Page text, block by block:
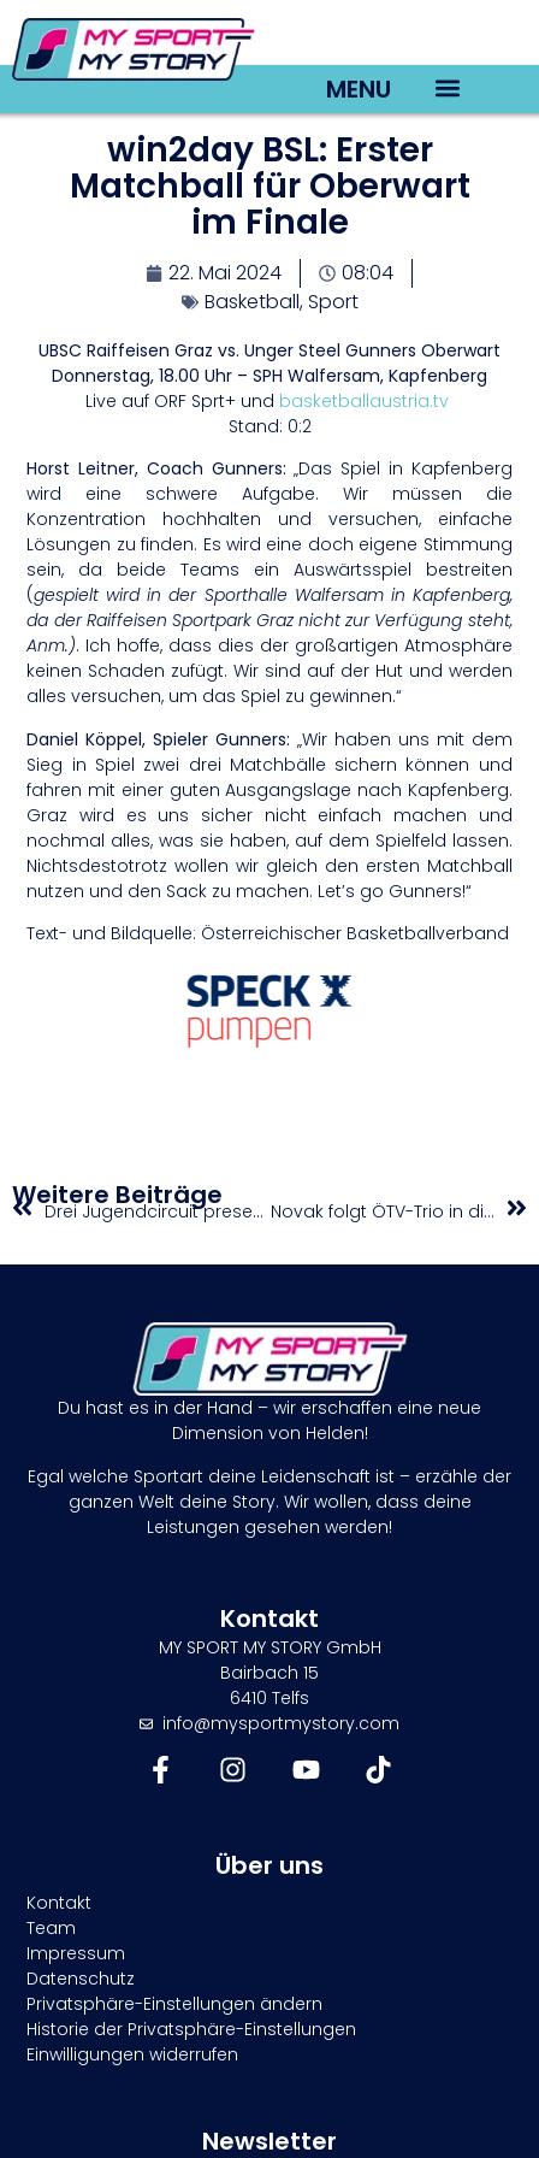
MENU
win2day BSL: Erster
Matchball für Oberwart
im Finale
22. Mai 2024
08:04
Basketball,Sport
UBSC Raiffeisen Graz vs. Unger Steel Gunners Oberwart
Donnerstag, 18.00 Uhr – SPH Walfersam, Kapfenberg
Live auf ORF Sprt+ und basketballaustria.tv
Stand: 0:2
Horst Leitner, Coach Gunners:„Das Spiel in Kapfenberg
wird eine schwere Aufgabe. Wir müssen die
Konzentration hochhalten und versuchen, einfache
Lösungen zu finden. Es wird eine doch eigene Stimmung
sein, da beide Teams ein Auswärtsspiel bestreiten
(gespielt wird in der Sporthalle Walfersam in Kapfenberg,
da der Raiffeisen Sportpark Graz nicht zur Verfügung steht,
Anm.). Ich hoffe, dass dies der großartigen Atmosphäre
keinen Schaden zufügt. Wir sind auf der Hut und werden
alles versuchen, um das Spiel zu gewinnen.“
Daniel Köppel, Spieler Gunners: „Wir haben uns mit dem
Sieg in Spiel zwei drei Matchbälle sichern können und
fahren mit einer guten Ausgangslage nach Kapfenberg.
Graz wird es uns sicher nicht einfach machen und
nochmal alles, was sie haben, auf dem Spielfeld lassen.
Nichtsdestotrotz wollen wir gleich den ersten Matchball
nutzen und den Sack zu machen. Let’s go Gunners!“
Text- und Bildquelle: Österreichischer Basketballverband
Weitere Beiträge Drei Jugendcircuit presented by Babolat mit Neuerungen in die nächste Runde Novak folgt ÖTV-Trio in die zweite Qualifikationsrunde
Du hast es in der Hand – wir erschaffen eine neue
Dimension von Helden!
Egal welche Sportart deine Leidenschaft ist – erzähle der
ganzen Welt deine Story. Wir wollen, dass deine
Leistungen gesehen werden!
Kontakt
MY SPORT MY STORY GmbH
Bairbach 15
6410 Telfs
info@mysportmystory.com
Über uns
Kontakt
Team
Impressum
Datenschutz
Privatsphäre-Einstellungen ändern
Historie der Privatsphäre-Einstellungen
Einwilligungen widerrufen
Newsletter